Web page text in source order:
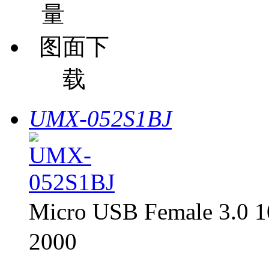
量
图面下
载
UMX-052S1BJ
Micro USB Female 3.0
2000